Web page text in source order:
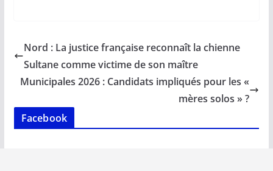
b
o
o
k
l s
A
p
e
dI
n
y
Li
n
k
g
er
Nord : La justice française reconnaît la chienne
Sultane comme victime de son maître
Municipales 2026 : Candidats impliqués pour les «
mères solos » ?
Facebook